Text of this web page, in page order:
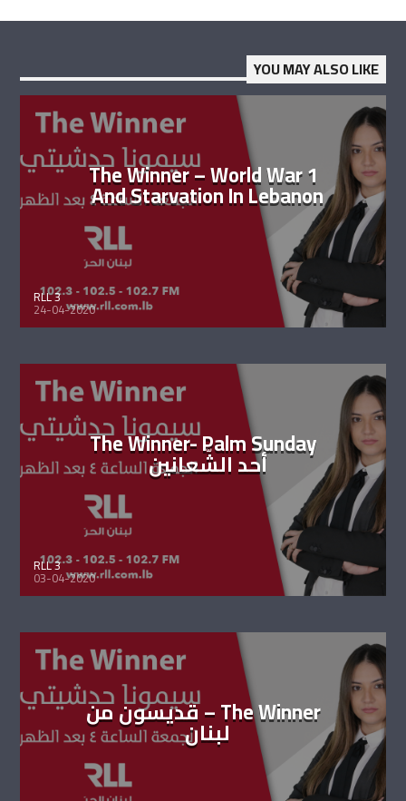
YOU MAY ALSO LIKE
The Winner – World War 1
And Starvation In Lebanon
RLL 3
24-04-2020
The Winner- Palm Sunday
أحد الشّعانين
RLL 3
03-04-2020
The Winner – قديسون من
لبنان